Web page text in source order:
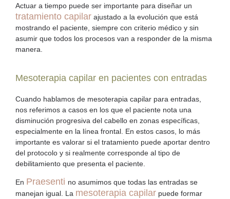
Actuar a tiempo puede ser importante para diseñar un
tratamiento capilar ajustado a la evolución que está
mostrando el paciente, siempre con criterio médico y sin
asumir que todos los procesos van a responder de la misma
manera.
Mesoterapia capilar en pacientes con entradas
Cuando hablamos de mesoterapia capilar para entradas
nos referimos a casos en los que el paciente nota una
disminución progresiva del cabello en zonas específicas,
especialmente en la línea frontal. En estos casos, lo más
importante es valorar si el tratamiento puede aportar dentro
del protocolo y si realmente corresponde al tipo de
debilitamiento que presenta el paciente.
En Praesenti no asumimos que todas las entradas se
manejan igual. La mesoterapia capilar puede formar